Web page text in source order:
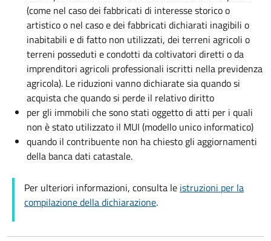
(come nel caso dei fabbricati di interesse storico o
artistico o nel caso e dei fabbricati dichiarati inagibili o
inabitabili e di fatto non utilizzati, dei terreni agricoli o
terreni posseduti e condotti da coltivatori diretti o da
imprenditori agricoli professionali iscritti nella previdenza
agricola). Le riduzioni vanno dichiarate sia quando si
acquista che quando si perde il relativo diritto
per gli immobili che sono stati oggetto di atti per i quali
non è stato utilizzato il MUI (modello unico informatico)
quando il contribuente non ha chiesto gli aggiornamenti
della banca dati catastale.
Per ulteriori informazioni, consulta le istruzioni per la
compilazione della dichiarazione.